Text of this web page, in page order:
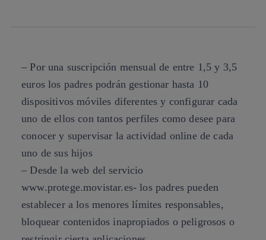
– Por una suscripción mensual de entre 1,5 y 3,5
euros los padres podrán gestionar hasta 10
dispositivos móviles diferentes y configurar cada
uno de ellos con tantos perfiles como desee para
conocer y supervisar la actividad online de cada
uno de sus hijos
– Desde la web del servicio
www.protege.movistar.es- los padres pueden
establecer a los menores límites responsables,
bloquear contenidos inapropiados o peligrosos o